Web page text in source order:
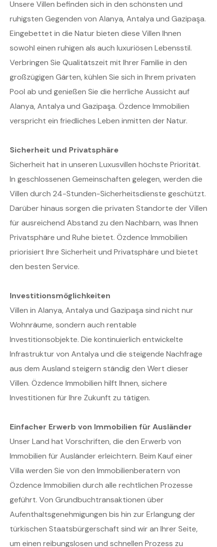
Unsere Villen befinden sich in den schönsten und
ruhigsten Gegenden von Alanya, Antalya und Gazipaşa.
Eingebettet in die Natur bieten diese Villen Ihnen
sowohl einen ruhigen als auch luxuriösen Lebensstil.
Verbringen Sie Qualitätszeit mit Ihrer Familie in den
großzügigen Gärten, kühlen Sie sich in Ihrem privaten
Pool ab und genießen Sie die herrliche Aussicht auf
Alanya, Antalya und Gazipaşa. Özdence Immobilien
verspricht ein friedliches Leben inmitten der Natur.
Sicherheit und Privatsphäre
Sicherheit hat in unseren Luxusvillen höchste Priorität.
In geschlossenen Gemeinschaften gelegen, werden die
Villen durch 24-Stunden-Sicherheitsdienste geschützt.
Darüber hinaus sorgen die privaten Standorte der Villen
für ausreichend Abstand zu den Nachbarn, was Ihnen
Privatsphäre und Ruhe bietet. Özdence Immobilien
priorisiert Ihre Sicherheit und Privatsphäre und bietet
den besten Service.
Investitionsmöglichkeiten
Villen in Alanya, Antalya und Gazipaşa sind nicht nur
Wohnräume, sondern auch rentable
Investitionsobjekte. Die kontinuierlich entwickelte
Infrastruktur von Antalya und die steigende Nachfrage
aus dem Ausland steigern ständig den Wert dieser
Villen. Özdence Immobilien hilft Ihnen, sichere
Investitionen für Ihre Zukunft zu tätigen.
Einfacher Erwerb von Immobilien für Ausländer
Unser Land hat Vorschriften, die den Erwerb von
Immobilien für Ausländer erleichtern. Beim Kauf einer
Villa werden Sie von den Immobilienberatern von
Özdence Immobilien durch alle rechtlichen Prozesse
geführt. Von Grundbuchtransaktionen über
Aufenthaltsgenehmigungen bis hin zur Erlangung der
türkischen Staatsbürgerschaft sind wir an Ihrer Seite,
um einen reibungslosen und schnellen Prozess zu